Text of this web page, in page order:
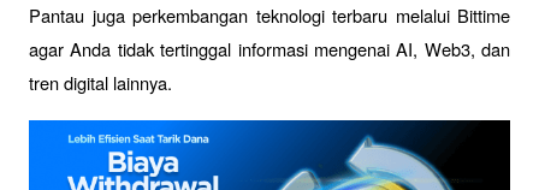
Pantau juga perkembangan teknologi terbaru melalui Bittime
agar Anda tidak tertinggal informasi mengenai AI, Web3, dan
tren digital lainnya.